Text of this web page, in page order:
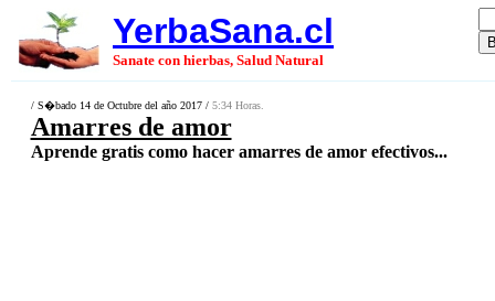
YerbaSana.cl
Sanate con hierbas, Salud Natural
/ S�bado 14 de Octubre del año 2017 / 5:34 Horas.
Amarres de amor
Aprende gratis como hacer amarres de amor efectivos...